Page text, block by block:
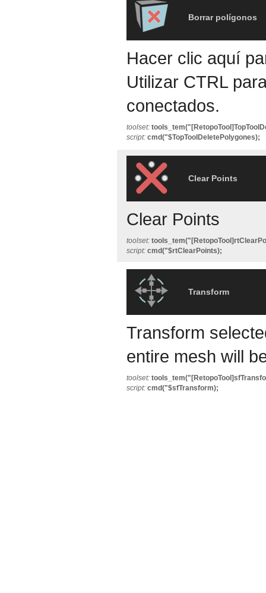
Borrar polígonos
Hacer clic aquí
Utilizar CTRL
conectados.
toolset:
script: cmd("$TopToolDeletePolygones);
Clear Points
Clear Points
toolset:
script: cmd("$rtClearPoints);
Transform
Transform
entire mesh will
toolset:
script: cmd("$sfTransform);